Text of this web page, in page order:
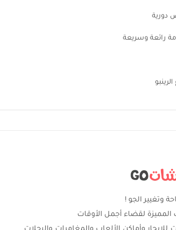
دورية
رائعة وسريعة
وتغيير الجو !
المميزة لقضاء أجمل الأوقات